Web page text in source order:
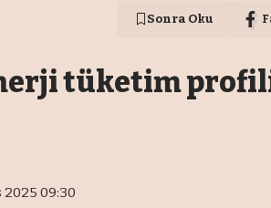
Sonra Oku
tüketim
2025 09:30